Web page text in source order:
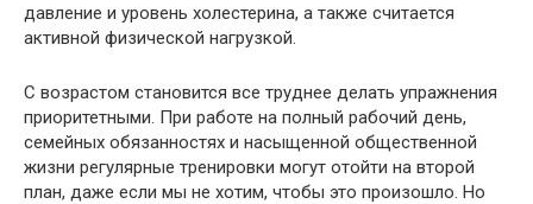
давление и уровень холестерина, а также считается
активной физической нагрузкой.
С возрастом становится все труднее делать упражнения
приоритетными. При работе на полный рабочий день,
семейных обязанностях и насыщенной общественной
жизни регулярные тренировки могут отойти на второй
план, даже если мы не хотим, чтобы это произошло. Но